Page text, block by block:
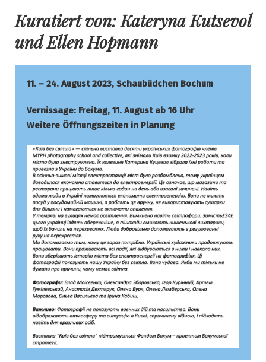
Kuratiert von: Kateryna Kutsevol
und Ellen Hopmann
11. – 24. August 2023, Schaubüdchen Bochum
Vernissage: Freitag, 11. August ab 16 Uhr
Weitere Öffnungszeiten in Planung